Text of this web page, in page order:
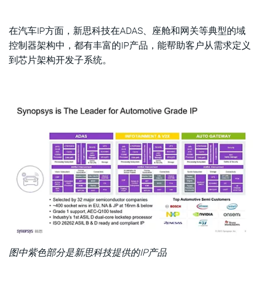
在汽车IP方面，新思科技在ADAS、座舱和网关等典型的域
控制器架构中，都有丰富的IP产品，能帮助客户从需求定义
到芯片架构开发子系统。
图中紫色部分是新思科技提供的IP产品